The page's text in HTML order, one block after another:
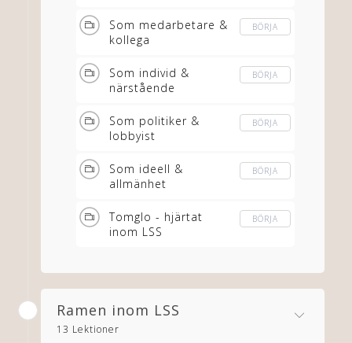
Som medarbetare &
kollega
BÖRJA
Som individ &
närstående
BÖRJA
Som politiker &
lobbyist
BÖRJA
Som ideell &
allmänhet
BÖRJA
Tomglo - hjärtat
inom LSS
BÖRJA
Ramen inom LSS
13 Lektioner